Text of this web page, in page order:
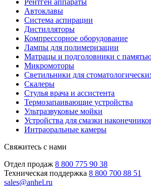
Автоклавы
Система аспирации
Дистилляторы
Компрессорное оборудование
Лампы для полимеризации
Матрацы и подголовники с
Микромоторы
Светильники для
Скалеры
Стулья врача и ассистента
Термозапаивающие устройства
Ультразвуковые мойки
Устройства для смазки
Интраоральные камеры
Свяжитесь с нами
Отдел продаж 8 800 775 90 38
Техническая поддержка 8 800 700 88 51
sales@anhel.ru